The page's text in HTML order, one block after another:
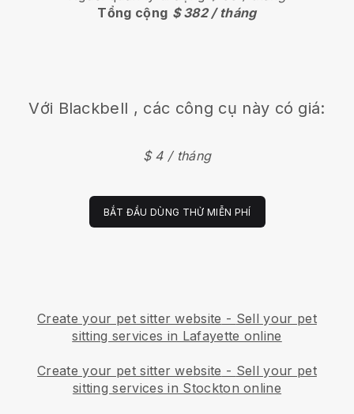
Tổng cộng $ 382 / tháng
Với Blackbell , các công cụ này có giá:
$ 4 / tháng
BẮT ĐẦU DÙNG THỬ MIỄN PHÍ
Create your pet sitter website - Sell your pet
sitting services in Lafayette online
Create your pet sitter website - Sell your pet
sitting services in Stockton online